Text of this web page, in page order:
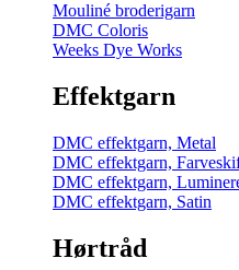
Mouliné broderigarn
DMC Coloris
Weeks Dye Works
Effektgarn
DMC effektgarn, Metal
DMC effektgarn,
DMC effektgarn,
DMC effektgarn, Satin
Hørtråd